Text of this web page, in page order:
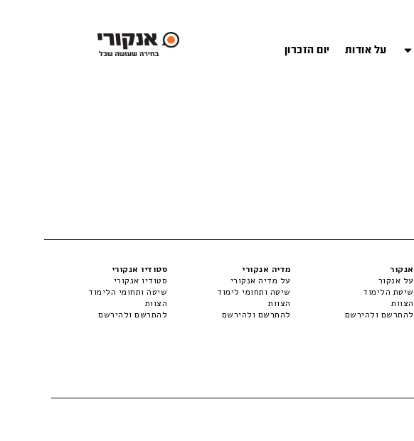
על אודות יום הזכרון
אנקור
על אנקור
שיטת הלימוד
הצוות
להתרשם ולהירשם
מדיה אנקורי
על מדיה אנקורי
שיטה ותחומי לימוד
הצוות
להתרשם ולהירשם
סטודיו אנקורי
סטודיו אנקורי
שיטה ותחומי הלימוד
הצוות
להתרשם ולהירשם